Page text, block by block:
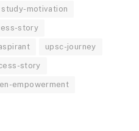
study-motivation
story
upsc-journey
story
empowerment